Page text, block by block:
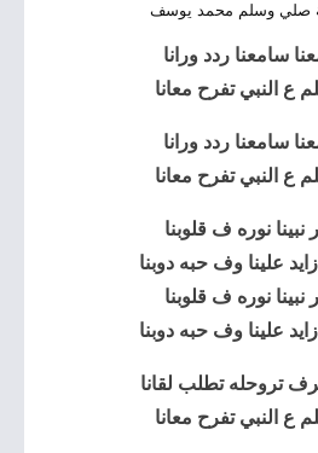
صلي وسلم محمد يوسف
سامعنا ردد ورانا
ع النبي تفرح معانا
سامعنا ردد ورانا
ع النبي تفرح معانا
نبينا نوره ف قلوبنا
علينا وف حبه دوبنا
نبينا نوره ف قلوبنا
علينا وف حبه دوبنا
تروحله تطلب لقانا
ع النبي تفرح معانا